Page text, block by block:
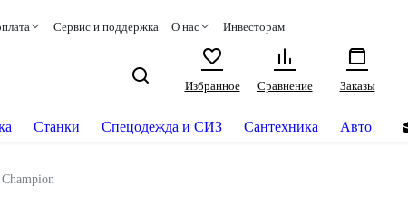
Сервис и поддержка О нас Инвесторам
Избранное
Сравнение Заказы
Станки Спецодежда и СИЗ Сантехника Авто
Champion